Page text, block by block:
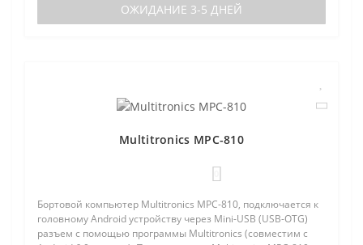
ОЖИДАНИЕ 3-5 ДНЕЙ
Multitronics MPC-810
Бортовой компьютер Multitronics MPC-810, подключается к
головному Android устройству через Mini-USB (USB-OTG)
разъем с помощью программы Multitronics (совместим с